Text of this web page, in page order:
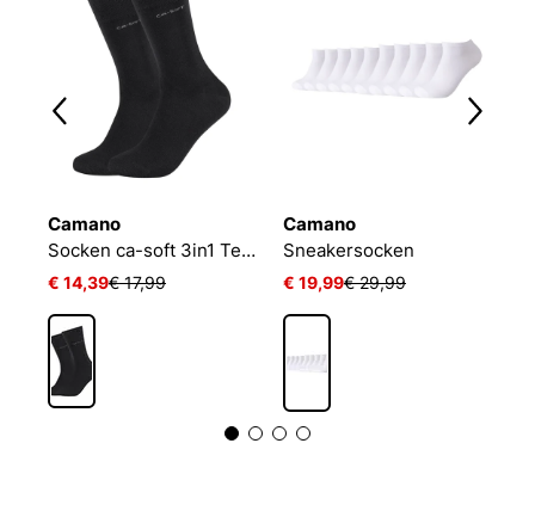
Camano
Socken ca-soft 3in1 Tencel Wolle Bambus
€ 14,39€ 17,99
Camano
Sneakersocken
€ 19,99€ 29,99